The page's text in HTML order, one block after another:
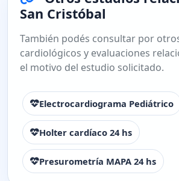
San Cristóbal
También podés consultar por
cardiológicos y evaluaciones
el motivo del estudio solicitado.
Electrocardiograma Pediátrico
Holter cardíaco 24 hs
Presurometría MAPA 24 hs